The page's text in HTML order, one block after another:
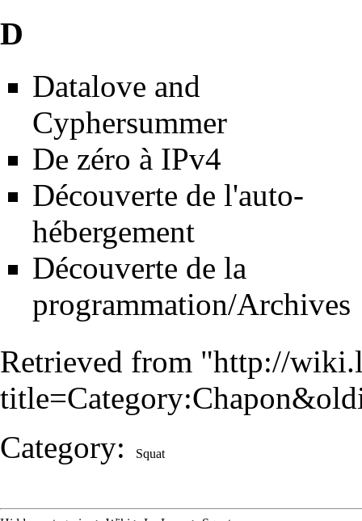
D
Datalove and
Cyphersummer
De zéro à IPv4
Découverte de l'auto-
hébergement
Découverte de la
programmation/Archives
Retrieved from "http://
Category: Squat